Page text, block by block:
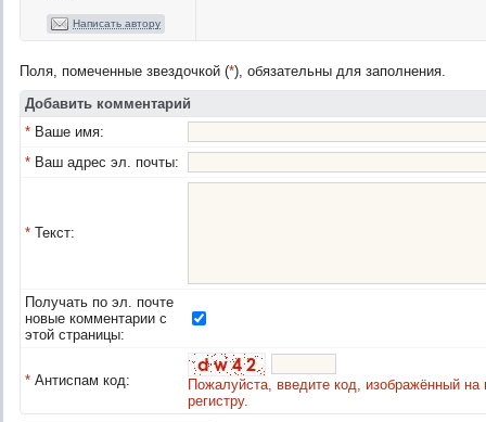
Написать автору
Поля, помеченные звездочкой (*), обязательны для заполнения.
Добавить комментарий
* Ваше имя:
* Ваш адрес эл. почты:
* Текст:
Получать по эл. почте
новые комментарии с
этой страницы:
* Антиспам код:
Пожалуйста, введите код, изображённый
регистру.